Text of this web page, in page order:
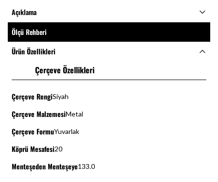
Açıklama
Ölçü Rehberi
Ürün Özellikleri
Çerçeve Özellikleri
Çerçeve RengiSiyah
Çerçeve MalzemesiMetal
Çerçeve FormuYuvarlak
Köprü Mesafesi20
Menteşeden Menteşeye133.0